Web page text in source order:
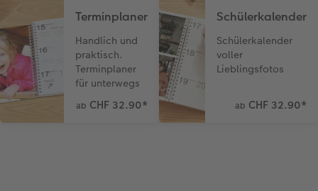
Terminplaner
Handlich und
praktisch.
Terminplaner
für unterwegs
ab CHF 32.90*
Schülerkalender
Schülerkalender
voller
Lieblingsfotos
ab CHF 32.90*